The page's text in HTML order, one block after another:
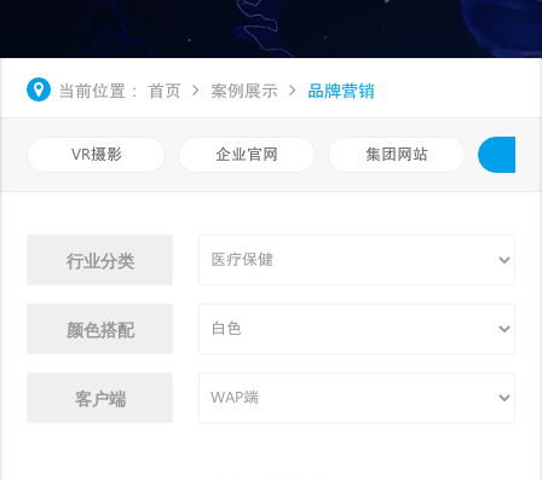
当前位置： 首页 案例展示 品牌营销
VR摄影 企业官网 集团网站
行业分类
颜色搭配
客户端